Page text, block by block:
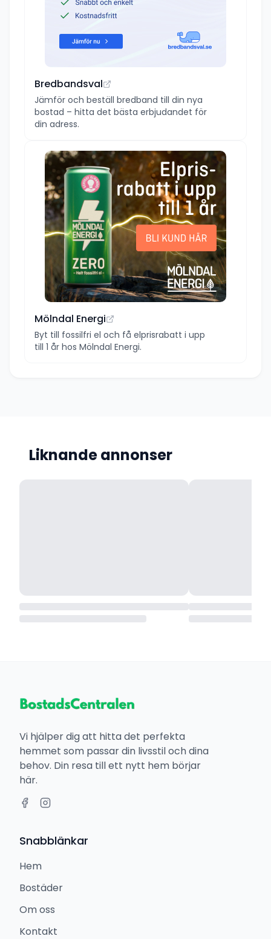
Bredbandsval
Jämför och beställ bredband till din nya
bostad – hitta det bästa erbjudandet för
din adress.
Mölndal Energi
Byt till fossilfri el och få elprisrabatt i upp
till 1 år hos Mölndal Energi.
Liknande annonser
Vi hjälper dig att hitta det perfekta
hemmet som passar din livsstil och dina
behov. Din resa till ett nytt hem börjar
här.
Snabblänkar
Hem
Bostäder
Om oss
Kontakt